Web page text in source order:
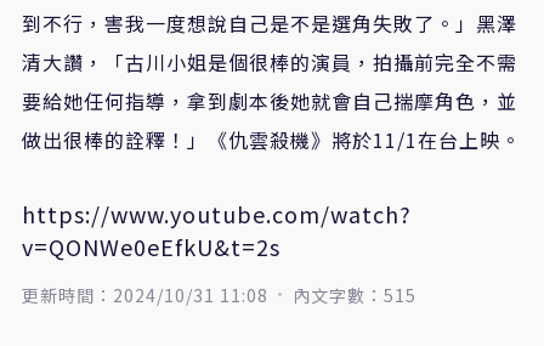
到不行，害我一度想說自己是不是選角失敗了。」黑澤
清大讚，「古川小姐是個很棒的演員，拍攝前完全不需
要給她任何指導，拿到劇本後她就會自己揣摩角色，並
做出很棒的詮釋！」《仇雲殺機》將於11/1在台上映。
https://www.youtube.com/watch?
v=QONWe0eEfkU&t=2s
更新時間：2024/10/31 11:08 內文字數：515